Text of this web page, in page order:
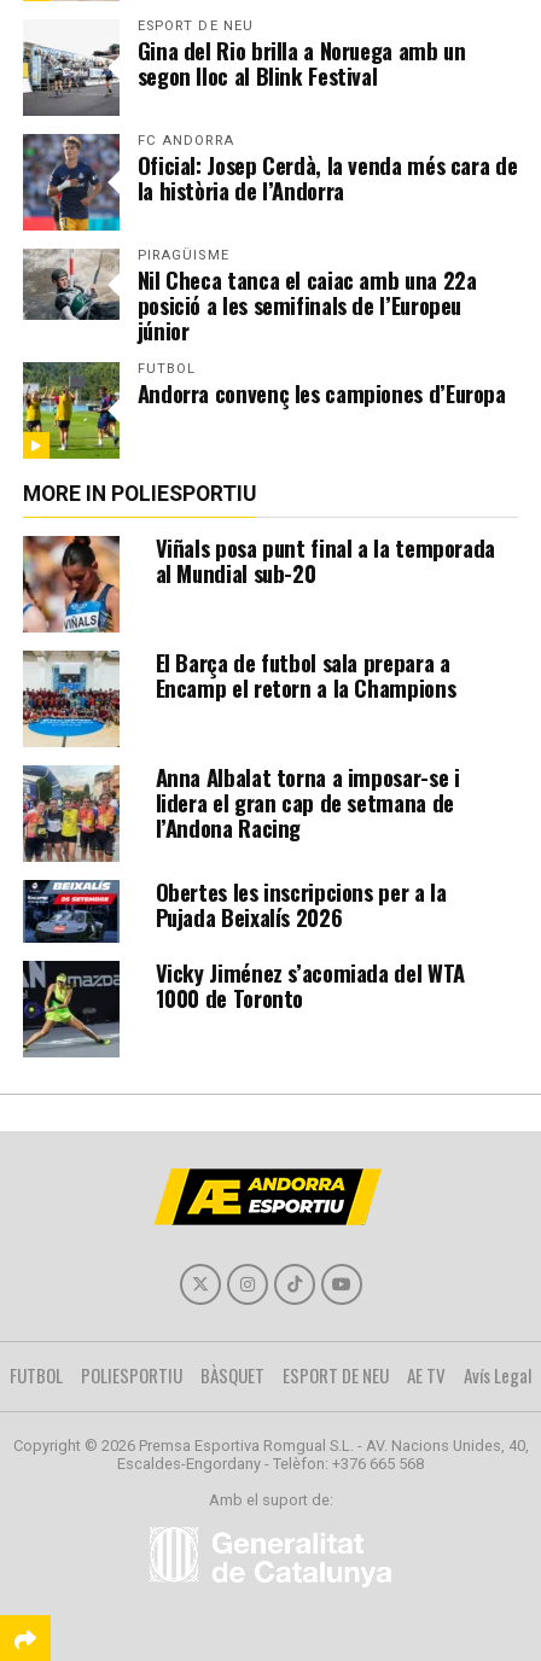
ESPORT DE NEU
Gina del Rio brilla a Noruega amb un
segon lloc al Blink Festival
FC ANDORRA
Oficial: Josep Cerdà, la venda més cara de
la història de l’Andorra
PIRAGÜISME
Nil Checa tanca el caiac amb una 22a
posició a les semifinals de l’Europeu
júnior
FUTBOL
Andorra convenç les campiones d’Europa
MORE IN POLIESPORTIU
Viñals posa punt final a la temporada
al Mundial sub-20
El Barça de futbol sala prepara a
Encamp el retorn a la Champions
Anna Albalat torna a imposar-se i
lidera el gran cap de setmana de
l’Andona Racing
Obertes les inscripcions per a la
Pujada Beixalís 2026
Vicky Jiménez s’acomiada del WTA
1000 de Toronto
FUTBOL POLIESPORTIU BÀSQUET ESPORT DE NEU AE TV Avís Legal
Copyright © 2026 Premsa Esportiva Romgual S.L. - AV. Nacions Unides, 40,
Escaldes-Engordany - Telèfon: +376 665 568
Amb el suport de: